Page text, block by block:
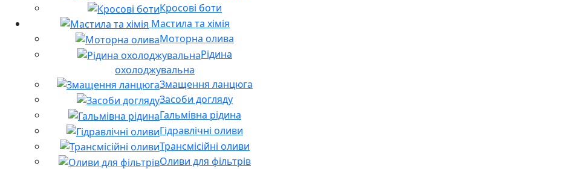
Кросові боти
Мастила та хімія
Моторна олива
Рідина
охолоджувальна
Змащення ланцюга
Засоби догляду
Гальмівна рідина
Гідравлічні оливи
Трансмісійні оливи
Оливи для фільтрів